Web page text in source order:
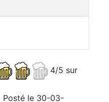
4/5 sur
Posté le 30-03-